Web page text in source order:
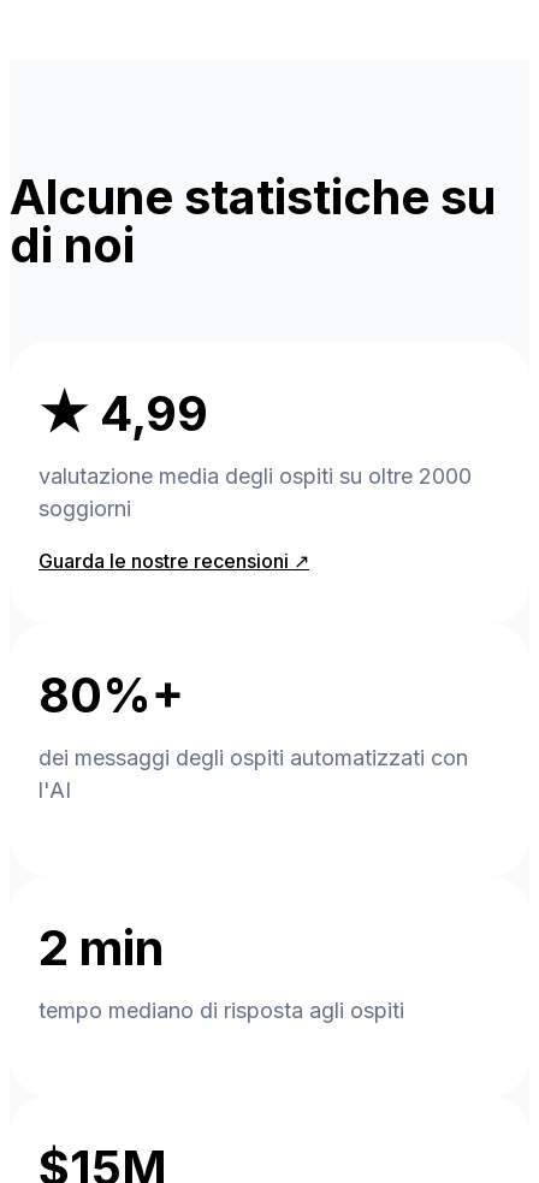
Alcune statistiche su
di noi
★ 4,99
valutazione media degli ospiti su oltre 2000
soggiorni
Guarda le nostre recensioni ↗
80%+
dei messaggi degli ospiti automatizzati con
l'AI
2 min
tempo mediano di risposta agli ospiti
$15M